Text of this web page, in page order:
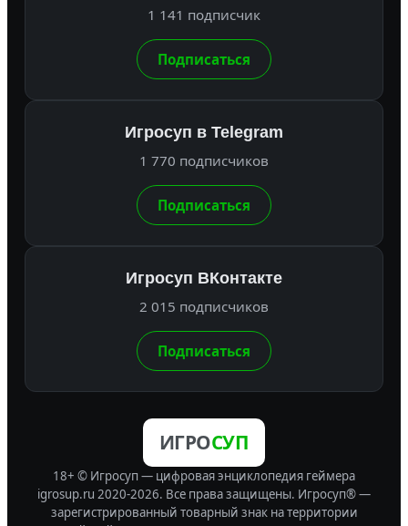
1 141 подписчик
Подписаться
Игросуп в Telegram
1 770 подписчиков
Подписаться
Игросуп ВКонтакте
2 015 подписчиков
Подписаться
ИГРОСУП
18+ © Игросуп — цифровая энциклопедия геймера
igrosup.ru 2020-2026. Все права защищены. Игросуп® —
зарегистрированный товарный знак на территории